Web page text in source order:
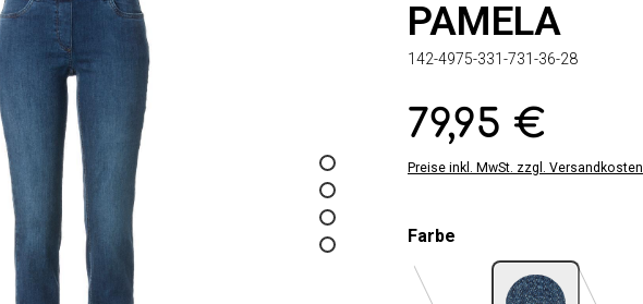
PAMELA
142-4975-331-731-36-28
Regulärer Preis:
79,95 €
Preise inkl. MwSt. zzgl. Versandkosten
Farbe